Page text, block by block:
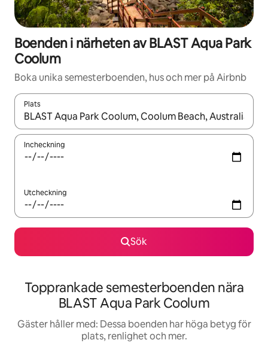
Boenden i närheten av BLAST Aqua Park
Coolum
Boka unika semesterboenden, hus och mer på Airbnb
Plats
När resultaten är tillgängliga kan du navigera med upp- och
Incheckning
Utcheckning
Sök
Topprankade semesterboenden nära
BLAST Aqua Park Coolum
Gäster håller med: Dessa boenden har höga betyg för
plats, renlighet och mer.